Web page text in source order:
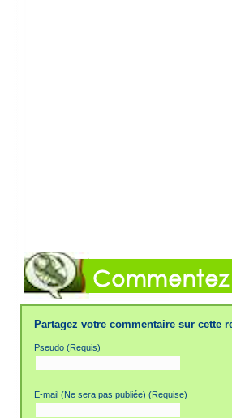
Partagez votre commentaire sur cette
Pseudo (Requis)
E-mail (Ne sera pas publiée) (Requise)